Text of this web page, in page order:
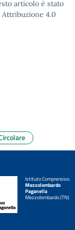
articolo è stato
4.0
Istituto Comprensivo
Mezzolombardo
Paganella
Mezzolombardo (TN)